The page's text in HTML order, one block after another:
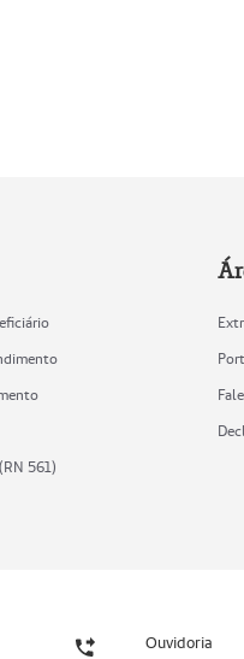
561)
Ouvidoria